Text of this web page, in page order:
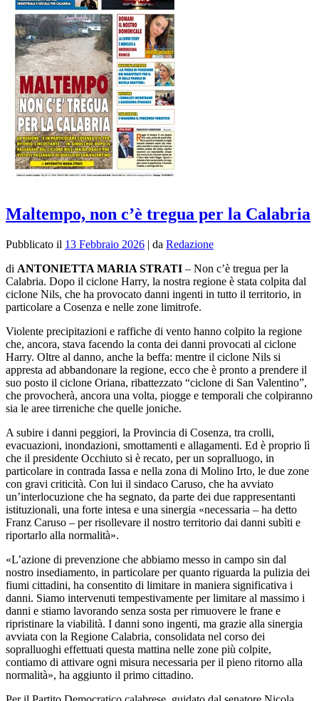
Maltempo, non c’è tregua per la Calabria
Pubblicato il 13 Febbraio 2026 | da Redazione
di ANTONIETTA MARIA STRATI – Non c’è tregua per la
Calabria. Dopo il ciclone Harry, la nostra regione è stata colpita dal
ciclone Nils, che ha provocato danni ingenti in tutto il territorio, in
particolare a Cosenza e nelle zone limitrofe.
Violente precipitazioni e raffiche di vento hanno colpito la regione
che, ancora, stava facendo la conta dei danni provocati al ciclone
Harry. Oltre al danno, anche la beffa: mentre il ciclone Nils si
appresta ad abbandonare la regione, ecco che è pronto a prendere il
suo posto il ciclone Oriana, ribattezzato “ciclone di San Valentino”,
che provocherà, ancora una volta, piogge e temporali che colpiranno
sia le aree tirreniche che quelle joniche.
A subire i danni peggiori, la Provincia di Cosenza, tra crolli,
evacuazioni, inondazioni, smottamenti e allagamenti. Ed è proprio lì
che il presidente Occhiuto si è recato, per un sopralluogo, in
particolare in contrada Iassa e nella zona di Molino Irto, le due zone
con gravi criticità. Con lui il sindaco Caruso, che ha avviato
un’interlocuzione che ha segnato, da parte dei due rappresentanti
istituzionali, una forte intesa e una sinergia «necessaria – ha detto
Franz Caruso – per risollevare il nostro territorio dai danni subìti e
riportarlo alla normalità».
«L’azione di prevenzione che abbiamo messo in campo sin dal
nostro insediamento, in particolare per quanto riguarda la pulizia dei
fiumi cittadini, ha consentito di limitare in maniera significativa i
danni. Siamo intervenuti tempestivamente per limitare al massimo i
danni e stiamo lavorando senza sosta per rimuovere le frane e
ripristinare la viabilità. I danni sono ingenti, ma grazie alla sinergia
avviata con la Regione Calabria, consolidata nel corso dei
sopralluoghi effettuati questa mattina nelle zone più colpite,
contiamo di attivare ogni misura necessaria per il pieno ritorno alla
normalità», ha aggiunto il primo cittadino.